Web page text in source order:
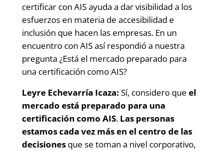
certificar con AIS ayuda a dar visibilidad a los
esfuerzos en materia de accesibilidad e
inclusión que hacen las empresas. En un
encuentro con AIS así respondió a nuestra
pregunta ¿Está el mercado preparado para
una certificación como AIS?
Leyre Echevarría Icaza: Sí, considero que el
mercado está preparado para una
certificación como AIS. Las personas
estamos cada vez más en el centro de las
decisionesque se toman a nivel corporativo,